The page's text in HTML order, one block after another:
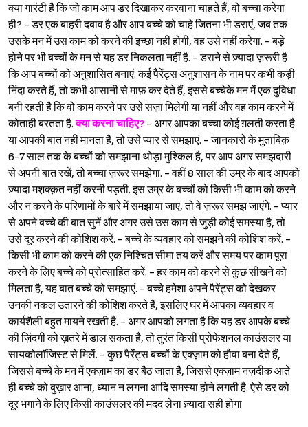
Sign in
क्या गारंटी है कि जो काम आप डर दिखाकर करवाना चाहते हैं, वो बच्चा करेगा
ही? - डर एक बाहरी दबाव है और आप बच्चे को चाहे जितना भी डराएं, जब तक
उसके मन में उस काम को करने की इच्छा नहीं होगी, वह उसे नहीं करेगा. - बड़े
होने पर भी बच्चों के मन से यह डर निकलता नहीं है. - डराने से ज़्यादा ज़रूरी है
कि आप बच्चों को अनुशासित बनाएं. कई पैरेंट्स अनुशासन के नाम पर कभी कड़ी
निंदा करते हैं, तो कभी आसानी से माफ़ कर देते हैं, इससे बच्चेके मन में एक दुविधा
बनी रहती है कि वो काम करने पर उसे सज़ा मिलेगी या नहीं और वह काम करने में
कोताही बरतता है.क्या करना चाहिए? - अगर आपका बच्चा कोई ग़लती करता है
या आपकी बात नहीं मानता है, तो उसे प्यार से समझाएं. - जानकारों के मुताबिक़
6-7 साल तक के बच्चों को समझाना थोड़ा मुश्किल है, पर आप अगर समझदारी
से अपनी बात रखें, तो बच्चा ज़रूर समझेगा. - वहीं 8 साल की उम्र के बाद आपको
ज़्यादा मश़क्क़त नहीं करनी पड़ती. इस उम्र के बच्चों को किसी भी काम को करने
और न करने के परिणामों के बारे में समझाया जाए, तो वे ज़रूर समझ जाएंगे. - प्यार
से अपने बच्चे की बात सुनें और अगर उसे उस काम से जुड़ी कोई समस्या है, तो
उसे दूर करने की कोशिश करें. - बच्चे के व्यवहार को समझने की कोशिश करें. -
किसी भी काम को करने की एक निश्‍चित सीमा तय करें और समय पर काम पूरा
करने के लिए बच्चे को प्रोत्साहित करें. - हर काम को करने से कुछ सीखने को
मिलता है, यह बात बच्चे को समझाएं. - बच्चे हमेशा अपने पैरेंट्स को देखकर
उनकी नकल उतारने की कोशिश करते हैं, इसलिए घर में आपका व्यवहार व
कार्यशैली बहुत मायने रखती है. - अगर आपको लगता है कि यह डर आपके बच्चे
की ज़िंदगी को ख़तरे में डाल सकता है, तो तुरंत किसी प्रोफेशनल काउंसलर या
सायकोलॉजिस्ट से मिलें. - कुछ पैरेंट्स बच्चों के एक्ज़ाम को हौवा बना देते हैं,
जिससे बच्चे के मन में एक्ज़ाम का डर बैठ जाता है, जिससे एक्ज़ाम नज़दीक आते
ही बच्चे को बुख़ार आना, ध्यान न लगना आदि समस्या होने लगती है. ऐसे डर को
दूर भगाने के लिए किसी काउंसलर की मदद लेना ज़्यादा सही होगा